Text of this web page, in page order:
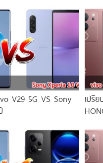
V29 5G VS Sony
เปรี